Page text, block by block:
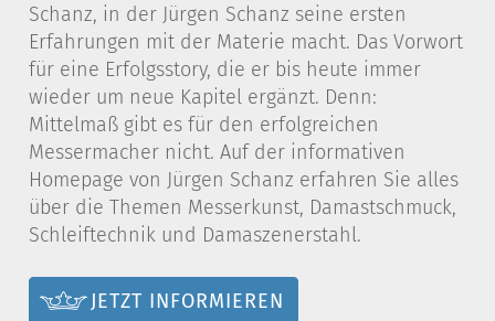
Schanz, in der Jürgen Schanz seine ersten
Erfahrungen mit der Materie macht. Das Vorwort
für eine Erfolgsstory, die er bis heute immer
wieder um neue Kapitel ergänzt. Denn:
Mittelmaß gibt es für den erfolgreichen
Messermacher nicht. Auf der informativen
Homepage von Jürgen Schanz erfahren Sie alles
über die Themen Messerkunst, Damastschmuck,
Schleiftechnik und Damaszenerstahl.
JETZT INFORMIEREN